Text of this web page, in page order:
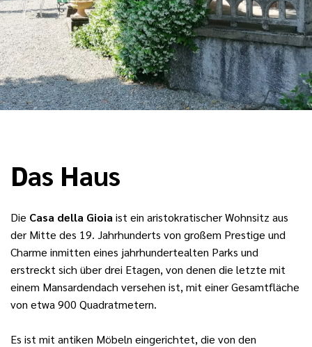
Das Haus
Die Casa della Gioia ist ein aristokratischer Wohnsitz aus
der Mitte des 19. Jahrhunderts von großem Prestige und
Charme inmitten eines jahrhundertealten Parks und
erstreckt sich über drei Etagen, von denen die letzte mit
einem Mansardendach versehen ist, mit einer Gesamtfläche
von etwa 900 Quadratmetern.
Es ist mit antiken Möbeln eingerichtet, die von den